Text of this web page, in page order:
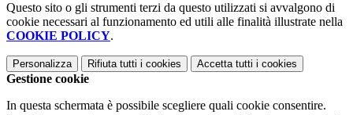
Questo sito o gli strumenti terzi da questo utilizzati si avvalgono di
cookie necessari al funzionamento ed utili alle finalità illustrate nella
COOKIE POLICY.
Personalizza Rifiuta tutti i cookies Accetta tutti i cookies
Gestione cookie
In questa schermata è possibile scegliere quali cookie consentire.